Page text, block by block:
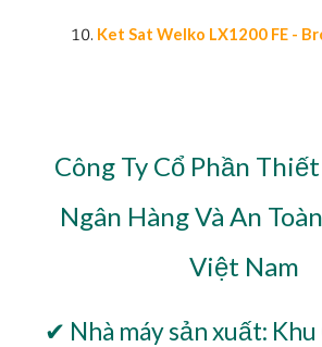
Ket Sat Welko LX1200 FE -
Công Ty Cổ Phần
Ngân Hàng Và An
Việt Nam
✔ Nhà máy sản xuất: